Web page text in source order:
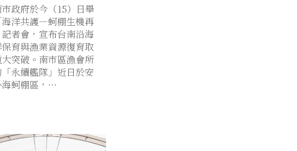
政府於今（15）日舉
海洋共護—蚵棚生機再
者會，宣布台南沿海
育與漁業資源復育取
突破。南市區漁會所
永續艦隊」近日於安
海蚵棚區，…